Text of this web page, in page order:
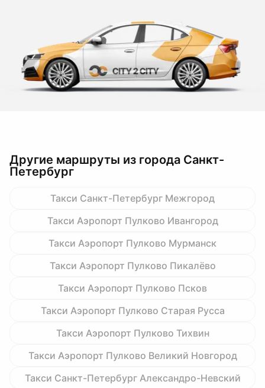
Другие маршруты из города Санкт-
Петербург
Такси Санкт-Петербург Межгород
Такси Аэропорт Пулково Ивангород
Такси Аэропорт Пулково Мурманск
Такси Аэропорт Пулково Пикалёво
Такси Аэропорт Пулково Псков
Такси Аэропорт Пулково Старая Русса
Такси Аэропорт Пулково Тихвин
Такси Аэропорт Пулково Великий Новгород
Такси Санкт-Петербург Александро-Невский